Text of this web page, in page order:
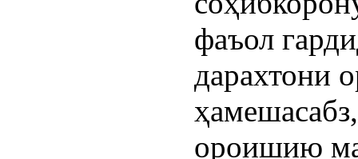
фаъол
дарахтони
ороишию